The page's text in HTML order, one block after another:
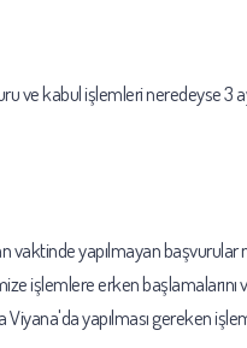
ve kabul işlemleri neredeyse
vaktinde yapılmayan
işlemlere erken
yapılması gereken